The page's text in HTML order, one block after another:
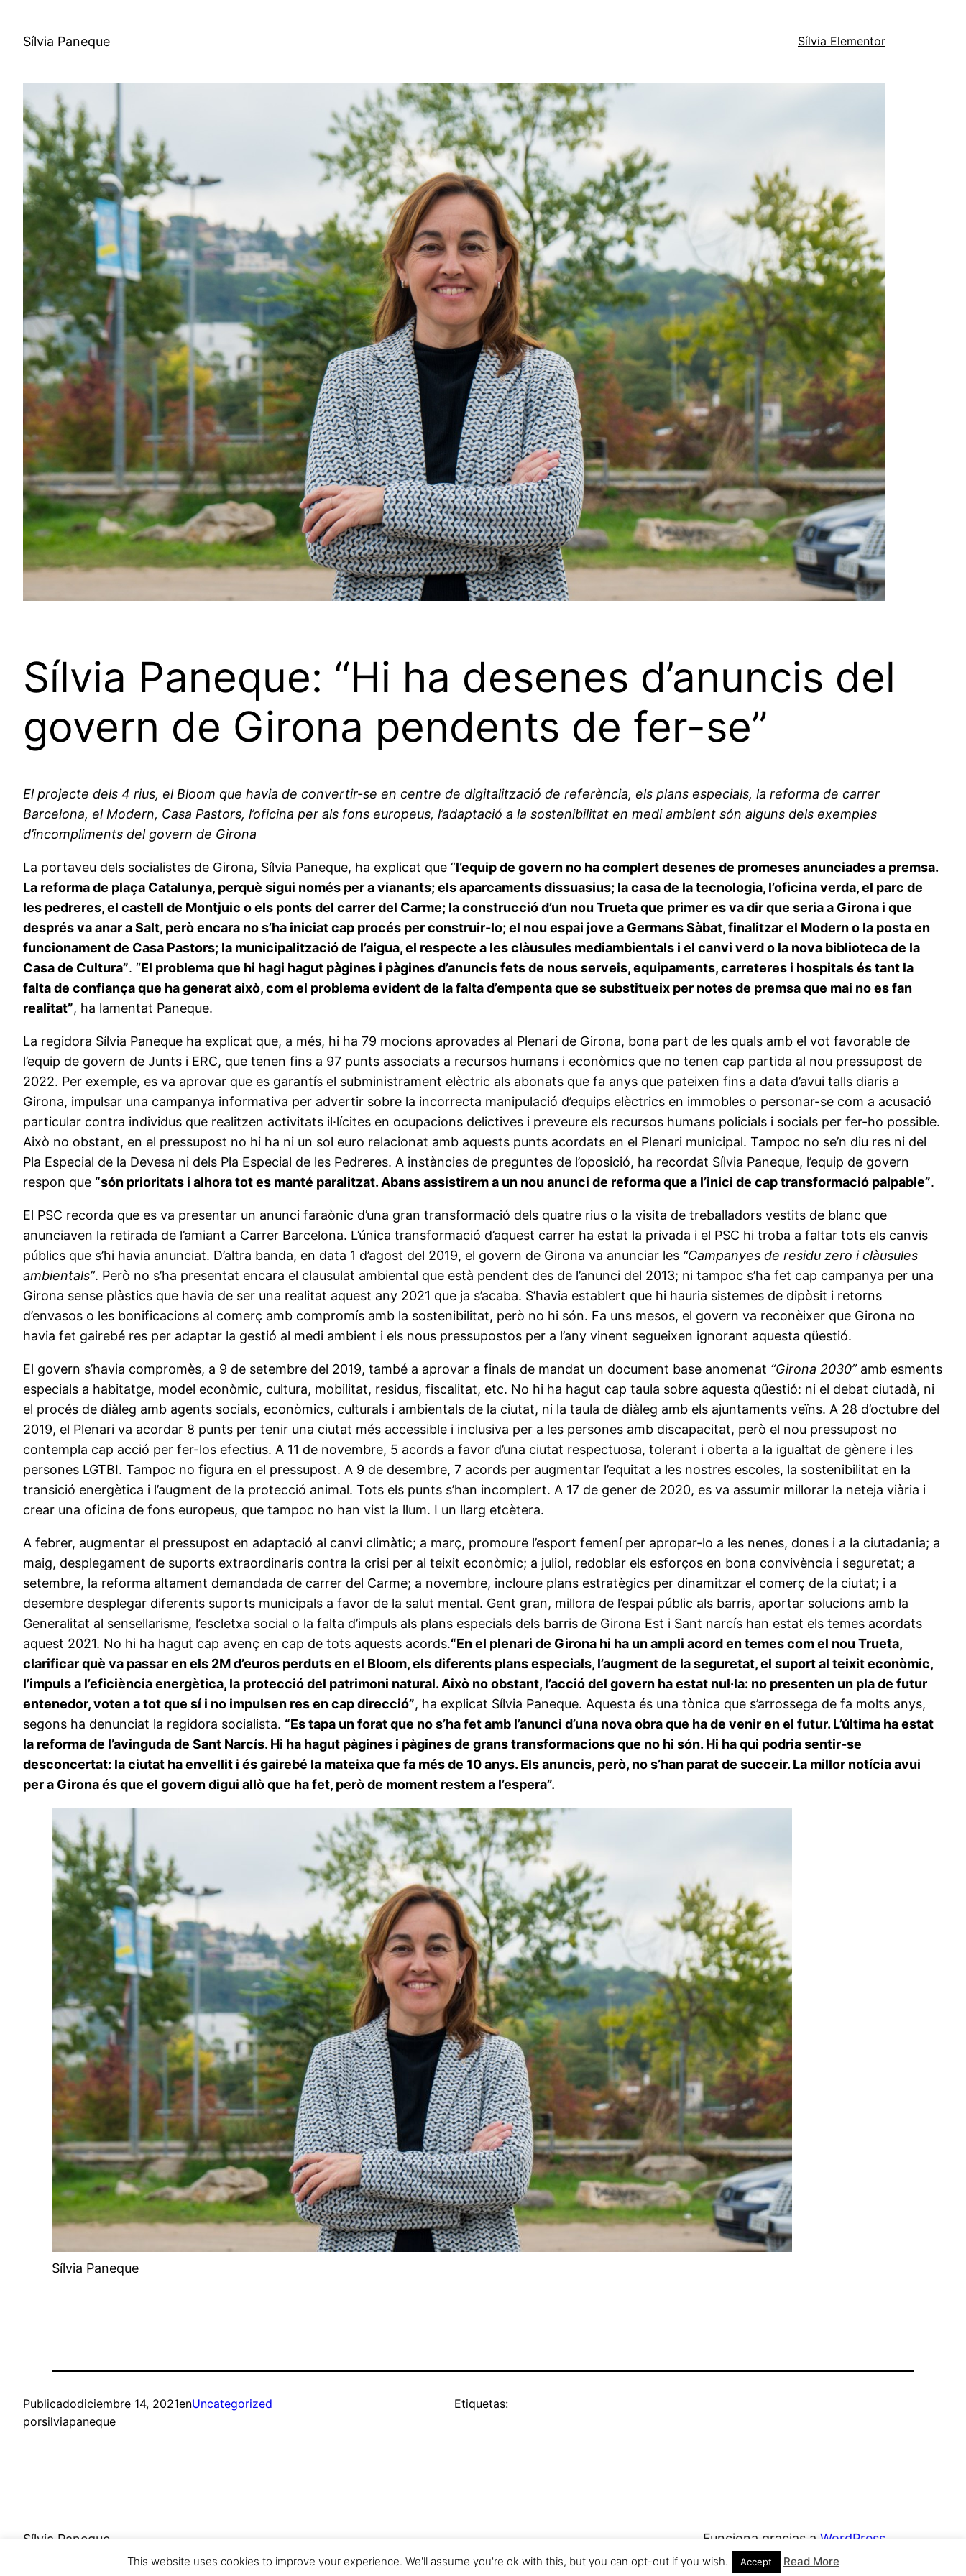
Sílvia Paneque Sílvia Elementor
Sílvia Paneque: “Hi ha desenes d’anuncis del
govern de Girona pendents de fer-se”
El projecte dels 4 rius, el Bloom que havia de convertir-se en centre de digitalització de referència, els plans especials, la reforma de carrer
Barcelona, el Modern, Casa Pastors, l’oficina per als fons europeus, l’adaptació a la sostenibilitat en medi ambient són alguns dels exemples
d’incompliments del govern de Girona
La portaveu dels socialistes de Girona, Sílvia Paneque, ha explicat que “l’equip de govern no ha complert desenes de promeses anunciades a premsa.
La reforma de plaça Catalunya, perquè sigui només per a vianants; els aparcaments dissuasius; la casa de la tecnologia, l’oficina verda, el parc de
les pedreres, el castell de Montjuic o els ponts del carrer del Carme; la construcció d’un nou Trueta que primer es va dir que seria a Girona i que
després va anar a Salt, però encara no s’ha iniciat cap procés per construir-lo; el nou espai jove a Germans Sàbat, finalitzar el Modern o la posta en
funcionament de Casa Pastors; la municipalització de l’aigua, el respecte a les clàusules mediambientals i el canvi verd o la nova biblioteca de la
Casa de Cultura”. “El problema que hi hagi hagut pàgines i pàgines d’anuncis fets de nous serveis, equipaments, carreteres i hospitals és tant la
falta de confiança que ha generat això, com el problema evident de la falta d’empenta que se substitueix per notes de premsa que mai no es fan
realitat”, ha lamentat Paneque.
La regidora Sílvia Paneque ha explicat que, a més, hi ha 79 mocions aprovades al Plenari de Girona, bona part de les quals amb el vot favorable de
l’equip de govern de Junts i ERC, que tenen fins a 97 punts associats a recursos humans i econòmics que no tenen cap partida al nou pressupost de
2022. Per exemple, es va aprovar que es garantís el subministrament elèctric als abonats que fa anys que pateixen fins a data d’avui talls diaris a
Girona, impulsar una campanya informativa per advertir sobre la incorrecta manipulació d’equips elèctrics en immobles o personar-se com a acusació
particular contra individus que realitzen activitats il·lícites en ocupacions delictives i preveure els recursos humans policials i socials per fer-ho possible.
Això no obstant, en el pressupost no hi ha ni un sol euro relacionat amb aquests punts acordats en el Plenari municipal. Tampoc no se’n diu res ni del
Pla Especial de la Devesa ni dels Pla Especial de les Pedreres. A instàncies de preguntes de l’oposició, ha recordat Sílvia Paneque, l’equip de govern
respon que “són prioritats i alhora tot es manté paralitzat. Abans assistirem a un nou anunci de reforma que a l’inici de cap transformació palpable”.
El PSC recorda que es va presentar un anunci faraònic d’una gran transformació dels quatre rius o la visita de treballadors vestits de blanc que
anunciaven la retirada de l’amiant a Carrer Barcelona. L’única transformació d’aquest carrer ha estat la privada i el PSC hi troba a faltar tots els canvis
públics que s’hi havia anunciat. D’altra banda, en data 1 d’agost del 2019, el govern de Girona va anunciar les “Campanyes de residu zero i clàusules
ambientals”. Però no s’ha presentat encara el clausulat ambiental que està pendent des de l’anunci del 2013; ni tampoc s’ha fet cap campanya per una
Girona sense plàstics que havia de ser una realitat aquest any 2021 que ja s’acaba. S’havia establert que hi hauria sistemes de dipòsit i retorns
d’envasos o les bonificacions al comerç amb compromís amb la sostenibilitat, però no hi són. Fa uns mesos, el govern va reconèixer que Girona no
havia fet gairebé res per adaptar la gestió al medi ambient i els nous pressupostos per a l’any vinent segueixen ignorant aquesta qüestió.
El govern s’havia compromès, a 9 de setembre del 2019, també a aprovar a finals de mandat un document base anomenat “Girona 2030”amb esments
especials a habitatge, model econòmic, cultura, mobilitat, residus, fiscalitat, etc. No hi ha hagut cap taula sobre aquesta qüestió: ni el debat ciutadà, ni
el procés de diàleg amb agents socials, econòmics, culturals i ambientals de la ciutat, ni la taula de diàleg amb els ajuntaments veïns. A 28 d’octubre del
2019, el Plenari va acordar 8 punts per tenir una ciutat més accessible i inclusiva per a les persones amb discapacitat, però el nou pressupost no
contempla cap acció per fer-los efectius. A 11 de novembre, 5 acords a favor d’una ciutat respectuosa, tolerant i oberta a la igualtat de gènere i les
persones LGTBI. Tampoc no figura en el pressupost. A 9 de desembre, 7 acords per augmentar l’equitat a les nostres escoles, la sostenibilitat en la
transició energètica i l’augment de la protecció animal. Tots els punts s’han incomplert. A 17 de gener de 2020, es va assumir millorar la neteja viària i
crear una oficina de fons europeus, que tampoc no han vist la llum. I un llarg etcètera.
A febrer, augmentar el pressupost en adaptació al canvi climàtic; a març, promoure l’esport femení per apropar-lo a les nenes, dones i a la ciutadania; a
maig, desplegament de suports extraordinaris contra la crisi per al teixit econòmic; a juliol, redoblar els esforços en bona convivència i seguretat; a
setembre, la reforma altament demandada de carrer del Carme; a novembre, incloure plans estratègics per dinamitzar el comerç de la ciutat; i a
desembre desplegar diferents suports municipals a favor de la salut mental. Gent gran, millora de l’espai públic als barris, aportar solucions amb la
Generalitat al sensellarisme, l’escletxa social o la falta d’impuls als plans especials dels barris de Girona Est i Sant narcís han estat els temes acordats
aquest 2021. No hi ha hagut cap avenç en cap de tots aquests acords.“En el plenari de Girona hi ha un ampli acord en temes com el nou Trueta,
clarificar què va passar en els 2M d’euros perduts en el Bloom, els diferents plans especials, l’augment de la seguretat, el suport al teixit econòmic,
l’impuls a l’eficiència energètica, la protecció del patrimoni natural. Això no obstant, l’acció del govern ha estat nul·la: no presenten un pla de futur
entenedor, voten a tot que sí i no impulsen res en cap direcció”, ha explicat Sílvia Paneque. Aquesta és una tònica que s’arrossega de fa molts anys,
segons ha denunciat la regidora socialista. “Es tapa un forat que no s’ha fet amb l’anunci d’una nova obra que ha de venir en el futur. L’última ha estat
la reforma de l’avinguda de Sant Narcís. Hi ha hagut pàgines i pàgines de grans transformacions que no hi són. Hi ha qui podria sentir-se
desconcertat: la ciutat ha envellit i és gairebé la mateixa que fa més de 10 anys. Els anuncis, però, no s’han parat de succeir. La millor notícia avui
per a Girona és que el govern digui allò que ha fet, però de moment restem a l’espera”.
Sílvia Paneque
Publicadodiciembre 14, 2021enUncategorized
porsilviapaneque
Etiquetas:
Sílvia Paneque Funciona gracias a WordPress
This website uses cookies to improve your experience. We'll assume you're ok with this, but you can opt-out if you wish. Accept Read More